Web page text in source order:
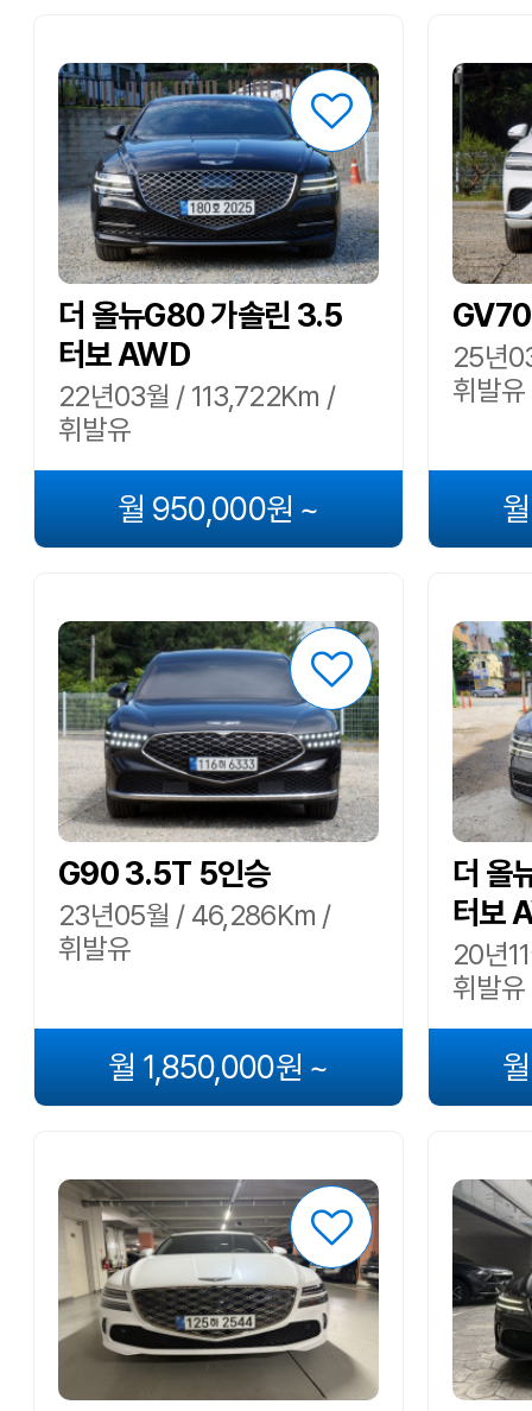
더 올뉴G80 가솔린 3.5
터보 AWD
22년03월 / 113,722Km /
휘발유
월 950,000원 ~
25년
휘발유
G90 3.5T 5인승
23년05월 / 46,286Km /
휘발유
월 1,850,000원 ~
더 올
터보
20년
휘발유